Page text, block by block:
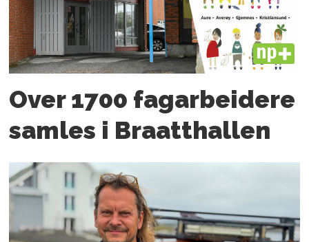
PLUS
Over 1700 fagarbeidere
samles i Braatthallen